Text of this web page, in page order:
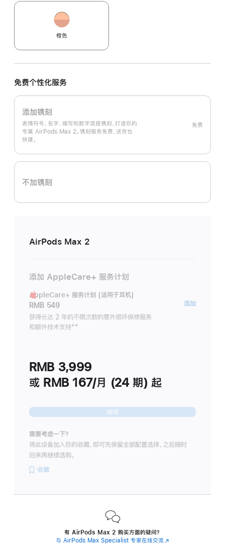
橙色
免费个性化服务
添加镌刻
表情符号、名字、缩写和数字混搭镌刻，打造你的
专属 AirPods Max 2。镌刻服务免费，送货也
快捷。
免费
不加镌刻
AirPods Max 2
添加 AppleCare+ 服务计划
AppleCare+ 服务计划 (适用于耳机)
RMB 549
获得长达 2 年的不限次数的意外损坏保修服务
和额外技术支持脚
**
添加
RMB 3,999
或 RMB 167/月 (24 期) 起
继续
需要考虑一下？
将此设备加入你的收藏，即可先保留全部配置选择，之后随时
回来再继续选购。
收藏
有 AirPods Max 2 购买方面的疑问？
与 AirPods Max Specialist 专家在线交流(在